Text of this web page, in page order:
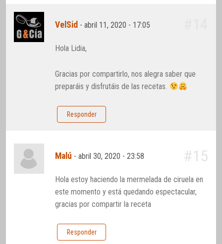
VelSid -abril 11, 2020 - 17:05
Hola Lidia,
Gracias por compartirlo, nos alegra saber que
preparáis y disfrutáis de las recetas.
Responder
Malú -abril 30, 2020 - 23:58 #15
Hola estoy haciendo la mermelada de ciruela en
este momento y está quedando espectacular,
gracias por compartir la receta
Responder